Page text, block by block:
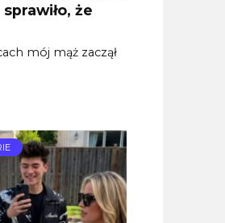
że
mój mąż zaczął